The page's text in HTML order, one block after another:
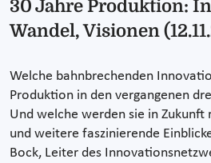
30 Jahre Produktion:
Wandel, Visionen
Welche bahnbrechenden
Produktion in den vergangenen
Und welche werden sie in Zukunft
und weitere faszinierende
Bock, Leiter des